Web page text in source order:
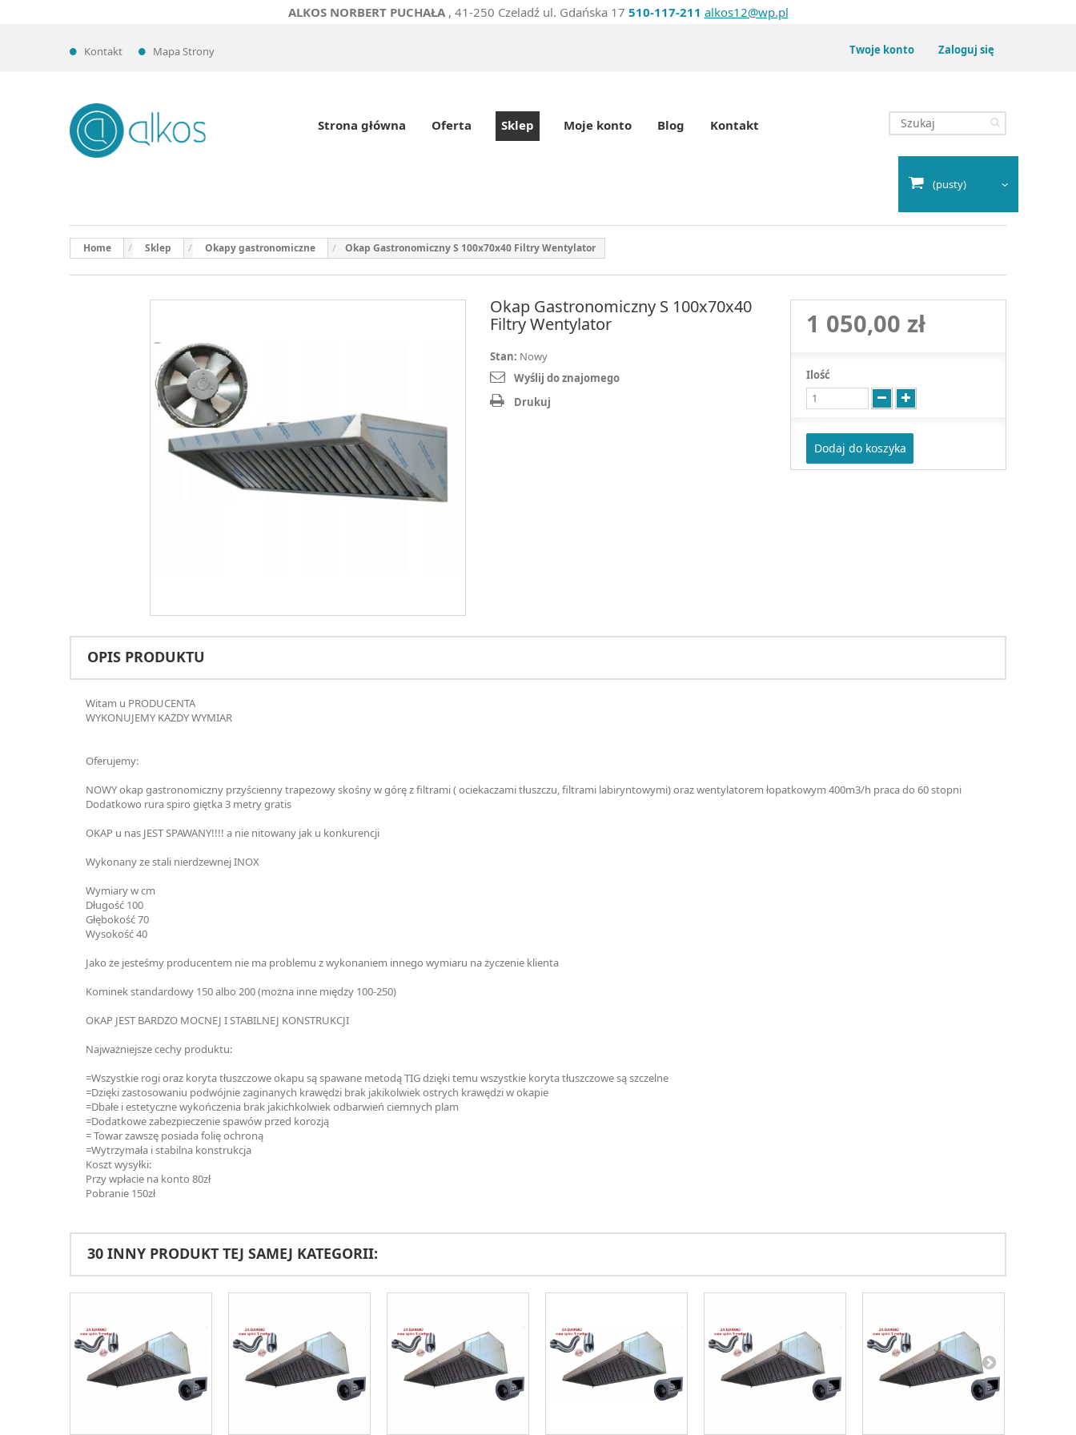
ALKOS NORBERT PUCHAŁA, 41-250 Czeladź ul. Gdańska 17 510-117-211 alkos12@wp.pl
Kontakt Mapa Strony Zaloguj się
Twoje konto
Strona główna Oferta Sklep Moje konto Blog Kontakt
(pusty)
Home Sklep Okapy gastronomiczne Okap Gastronomiczny S 100x70x40 Filtry Wentylator
Okap Gastronomiczny S 100x70x40
Filtry Wentylator
Stan: Nowy
Wyślij do znajomego
Drukuj
1 050,00 zł
Ilość
Dodaj do koszyka
OPIS PRODUKTU
Witam u PRODUCENTA
WYKONUJEMY KAŻDY WYMIAR
Oferujemy:
NOWY okap gastronomiczny przyścienny trapezowy skośny w górę z filtrami ( ociekaczami tłuszczu, filtrami labiryntowymi) oraz wentylatorem łopatkowym 400m3/h praca do 60 stopni
Dodatkowo rura spiro giętka 3 metry gratis
OKAP u nas JEST SPAWANY!!!! a nie nitowany jak u konkurencji
Wykonany ze stali nierdzewnej INOX
Wymiary w cm
Długość 100
Głębokość 70
Wysokość 40
Jako że jesteśmy producentem nie ma problemu z wykonaniem innego wymiaru na życzenie klienta
Kominek standardowy 150 albo 200 (można inne między 100-250)
OKAP JEST BARDZO MOCNEJ I STABILNEJ KONSTRUKCJI
Najważniejsze cechy produktu:
=Wszystkie rogi oraz koryta tłuszczowe okapu są spawane metodą TIG dzięki temu wszystkie koryta tłuszczowe są szczelne
=Dzięki zastosowaniu podwójnie zaginanych krawędzi brak jakikolwiek ostrych krawędzi w okapie
=Dbałe i estetyczne wykończenia brak jakichkolwiek odbarwień ciemnych plam
=Dodatkowe zabezpieczenie spawów przed korozją
= Towar zawszę posiada folię ochroną
=Wytrzymała i stabilna konstrukcja
Koszt wysyłki:
Przy wpłacie na konto 80zł
Pobranie 150zł
30 INNY PRODUKT TEJ SAMEJ KATEGORII: